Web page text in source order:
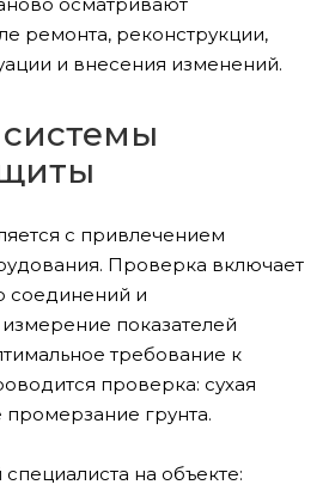
ремонта, реконструкции,
и внесения изменений.
с привлечением
Проверка включает
соединений и
показателей
требование к
проверка: сухая
грунта.
на объекте: